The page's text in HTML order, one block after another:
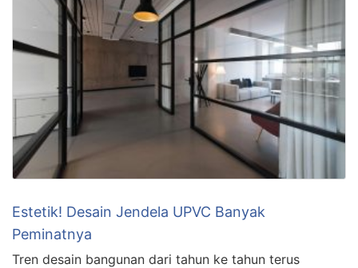
Estetik! Desain Jendela UPVC Banyak
Peminatnya
Tren desain bangunan dari tahun ke tahun terus